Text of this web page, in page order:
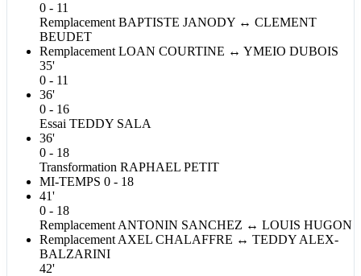
0 - 11
Remplacement BAPTISTE JANODY ↔ CLEMENT
BEUDET
Remplacement LOAN COURTINE ↔ YMEIO DUBOIS
35'
0 - 11
36'
0 - 16
Essai TEDDY SALA
36'
0 - 18
Transformation RAPHAEL PETIT
MI-TEMPS 0 - 18
41'
0 - 18
Remplacement ANTONIN SANCHEZ ↔ LOUIS HUGON
Remplacement AXEL CHALAFFRE ↔ TEDDY ALEX-
BALZARINI
42'